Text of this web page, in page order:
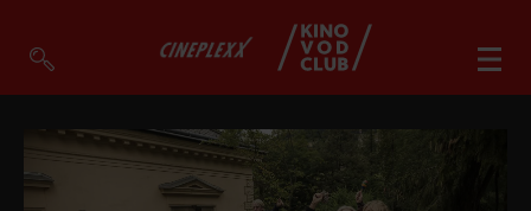
VOD Filme A-Z
VOD Empfehlungen